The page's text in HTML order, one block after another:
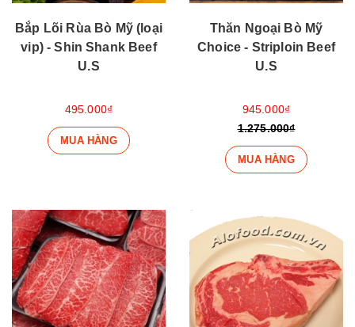
Bắp Lõi Rùa Bò Mỹ (loại
vip) - Shin Shank Beef
U.S
495.000₫
MUA HÀNG
Thăn Ngoại Bò Mỹ
Choice - Striploin Beef
U.S
945.000₫
1.275.000₫
MUA HÀNG